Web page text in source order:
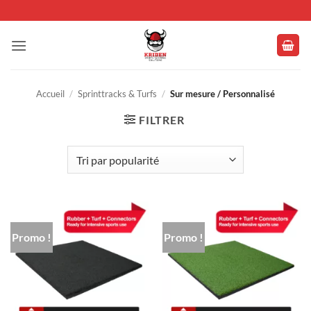
au
contenu
Accueil / Sprinttracks & Turfs / Sur mesure / Personnalisé
FILTRER
Promo ! Promo !